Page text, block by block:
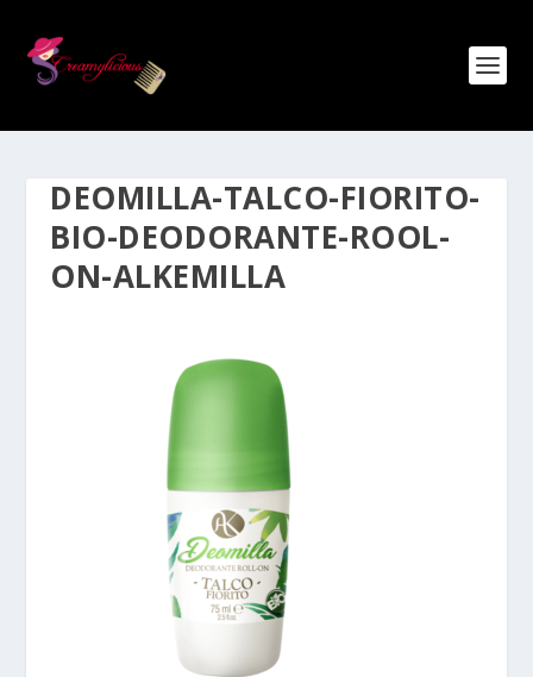
DEOMILLA-TALCO-FIORITO-
BIO-DEODORANTE-ROOL-
ON-ALKEMILLA